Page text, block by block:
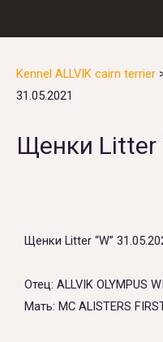
Kennel ALLVIK cairn terrier
31.05.2021
Щенки Litter
Щенки Litter “W”
Отец: ALLVIK OLYMPUS
Мать: MC ALISTERS